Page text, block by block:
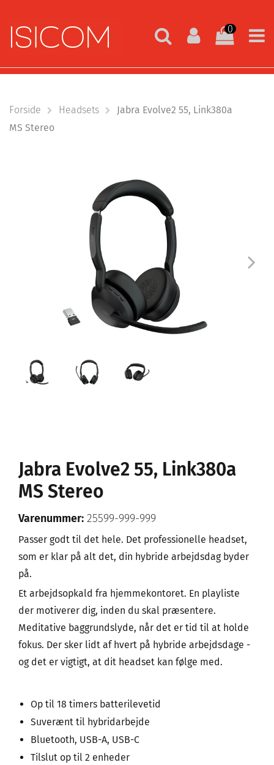
0
Forside Headsets
Jabra Evolve2 55, Link380a
MS Stereo
Jabra Evolve2 55, Link380a
MS Stereo
Varenummer: 25599-999-999
Passer godt til det hele. Det professionelle headset,
som er klar på alt det, din hybride arbejdsdag byder
på.
Et arbejdsopkald fra hjemmekontoret. En playliste
der motiverer dig, inden du skal præsentere.
Meditative baggrundslyde, når det er tid til at holde
fokus. Der sker lidt af hvert på hybride arbejdsdage -
og det er vigtigt, at dit headset kan følge med.
Op til 18 timers batterilevetid
Suverænt til hybridarbejde
Bluetooth, USB-A, USB-C
Tilslut op til 2 enheder